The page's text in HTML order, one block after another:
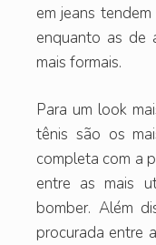
em jeans
enquanto as de
mais formais.
Para um look
tênis são os
completa com a
entre as mais
bomber. Além
procurada entre